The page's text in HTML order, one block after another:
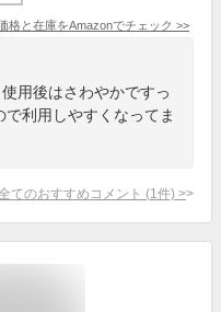
格と在庫をAmazonでチェック >>
用後はさわやかですっ
利用しやすくなってま
てのおすすめコメント (1 件) >